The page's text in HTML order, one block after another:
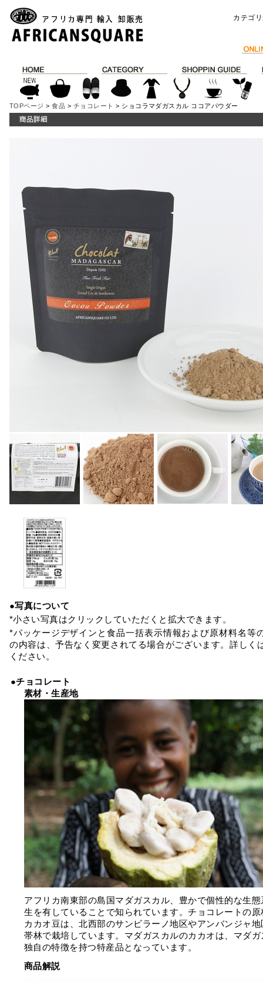
カテゴ
TOPページ >食品 > チョコレート > ショコラマダガスカル ココアパウダー
●写真について
*小さい写真はクリックしていただくと拡大できます。
*パッケージデザインと食品一括表示情報および原材料名等
の内容は、予告なく変更されてる場合がございます。詳しく
ください。
●チョコレート
素材・生産地
アフリカ南東部の島国マダガスカル、豊かで個性的な生
生を有していることで知られています。チョコレートの
カカオ豆は、北西部のサンビラーノ地区やアンバンジャ
帯林で栽培しています。マダガスカルのカカオは、マダ
独自の特徴を持つ特産品となっています。
商品解説